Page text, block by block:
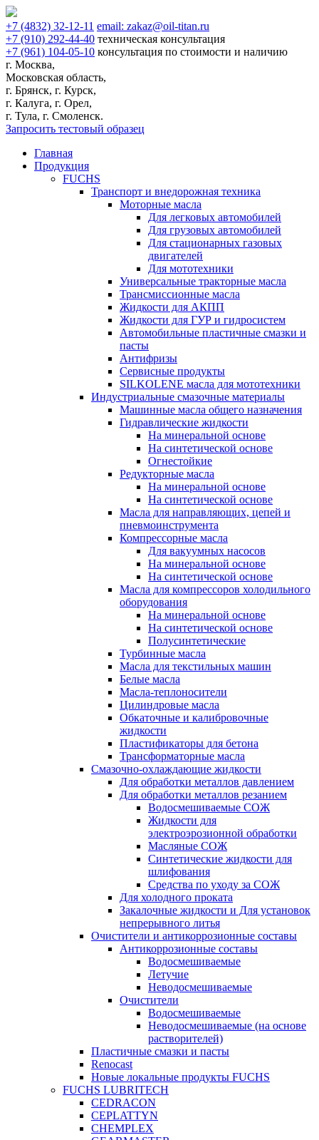
+7 (4832) 32-12-11 email: zakaz@oil-titan.ru
+7 (910) 292-44-40 техническая консультация
+7 (961) 104-05-10 консультация по стоимости и наличию
г. Москва,
Московская область,
г. Брянск, г. Курск,
г. Калуга, г. Орел,
г. Тула, г. Смоленск.
Запросить тестовый образец
Главная
Продукция
FUCHS
Транспорт и внедорожная техника
Моторные масла
Для легковых автомобилей
Для грузовых автомобилей
Для стационарных газовых
двигателей
Для мототехники
Универсальные тракторные масла
Трансмиссионные масла
Жидкости для АКПП
Жидкости для ГУР и гидросистем
Автомобильные пластичные смазки и
пасты
Антифризы
Сервисные продукты
SILKOLENE масла для мототехники
Индустриальные смазочные материалы
Машинные масла общего назначения
Гидравлические жидкости
На минеральной основе
На синтетической основе
Огнестойкие
Редукторные масла
На минеральной основе
На синтетической основе
Масла для направляющих, цепей и
пневмоинструмента
Компрессорные масла
Для вакуумных насосов
На минеральной основе
На синтетической основе
Масла для компрессоров холодильного
оборудования
На минеральной основе
На синтетической основе
Полусинтетические
Турбинные масла
Масла для текстильных машин
Белые масла
Масла-теплоносители
Цилиндровые масла
Обкаточные и калибровочные
жидкости
Пластификаторы для бетона
Трансформаторные масла
Смазочно-охлаждающие жидкости
Для обработки металлов давлением
Для обработки металлов резанием
Водосмешиваемые СОЖ
Жидкости для
электроэрозионной обработки
Масляные СОЖ
Синтетические жидкости для
шлифования
Средства по уходу за СОЖ
Для холодного проката
Закалочные жидкости и Для установок
непрерывного литья
Очистители и антикоррозионные составы
Антикоррозионные составы
Водосмешиваемые
Летучие
Неводосмешиваемые
Очистители
Водосмешиваемые
Неводосмешиваемые (на основе
растворителей)
Пластичные смазки и пасты
Renocast
Новые локальные продукты FUCHS
FUCHS LUBRITECH
CEDRACON
CEPLATTYN
CHEMPLEX